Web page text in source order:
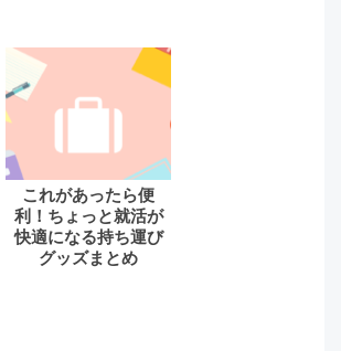
これがあったら便
利！ちょっと就活が
快適になる持ち運び
グッズまとめ